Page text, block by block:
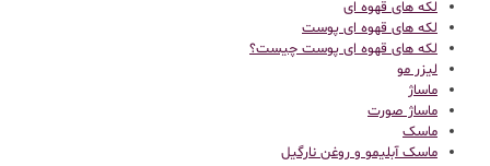
لکه های قهوه ای
لکه های قهوه ای پوست
لکه های قهوه ای پوست چیست؟
لیزر مو
ماساژ
ماساژ صورت
ماسک
ماسک آبلیمو و روغن نارگیل